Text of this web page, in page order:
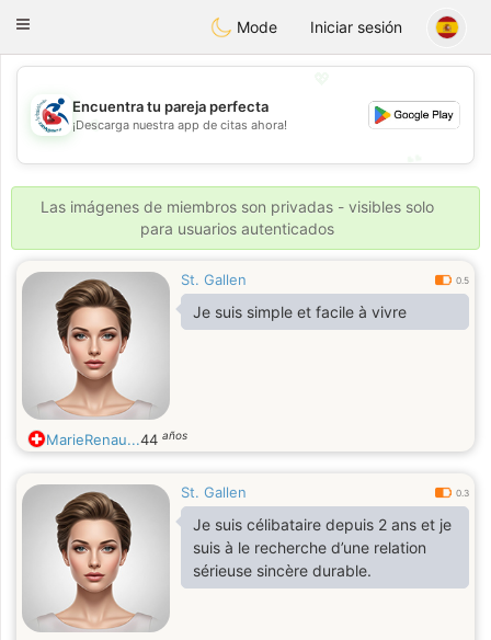
Handi Space
Toggle
Mode Iniciar sesión
💖
💕
Encuentra tu pareja perfecta
¡Descarga nuestra app de citas ahora!
Las imágenes de miembros son privadas - visibles solo
para usuarios autenticados
St. Gallen 0.5
Je suis simple et facile à vivre
MarieRenau...44 años
St. Gallen 0.3
Je suis célibataire depuis 2 ans et je
suis à le recherche d’une relation
sérieuse sincère durable.